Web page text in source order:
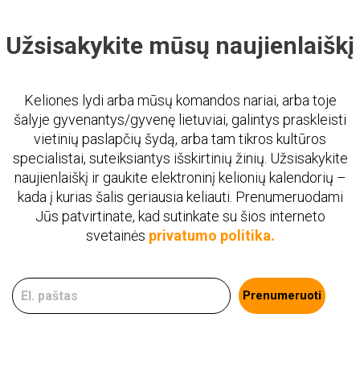
Užsisakykite mūsų naujienlaiškį
Keliones lydi arba mūsų komandos nariai, arba toje
šalyje gyvenantys/gyvenę lietuviai, galintys praskleisti
vietinių paslapčių šydą, arba tam tikros kultūros
specialistai, suteiksiantys išskirtinių žinių. Užsisakykite
naujienlaiškį ir gaukite elektroninį kelionių kalendorių –
kada į kurias šalis geriausia keliauti. Prenumeruodami
Jūs patvirtinate, kad sutinkate su šios interneto
svetainės privatumo politika.
Prenumeruoti